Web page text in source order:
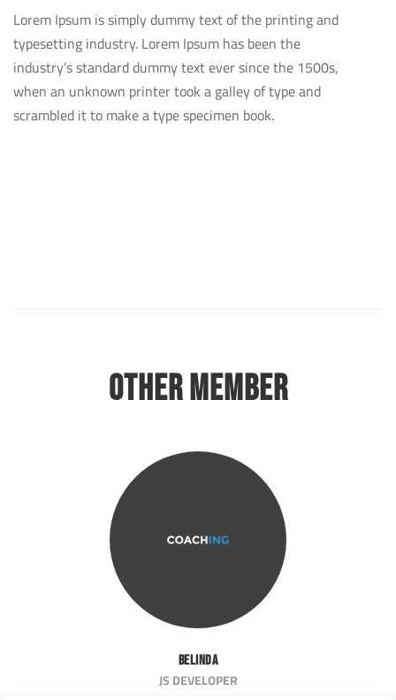
Lorem Ipsum is simply dummy text of the printing and
typesetting industry. Lorem Ipsum has been the
industry’s standard dummy text ever since the 1500s,
when an unknown printer took a galley of type and
scrambled it to make a type specimen book.
OTHER MEMBER
Belinda
JS DEVELOPER